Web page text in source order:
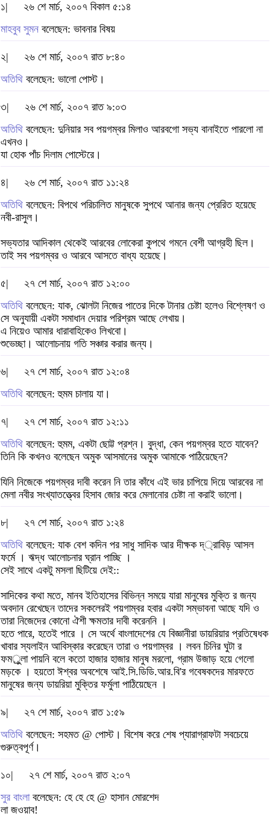
১|
২৬ শে মার্চ, ২০০৭ বিকাল ৫:১৪
মাহবুব সুমন বলেছেন: ভাবনার বিষয়
২|
২৬ শে মার্চ, ২০০৭ রাত ৮:৪০
অতিথি বলেছেন: ভালো পোস্ট।
৩|
২৬ শে মার্চ, ২০০৭ রাত ৯:০৩
অতিথি বলেছেন: দুনিয়ার সব পয়গম্বর মিলাও আরবগো সভ্য বানাইতে পারলো না
এখনও।
যা হোক পাঁচ দিলাম পোস্টেরে।
৪|
২৬ শে মার্চ, ২০০৭ রাত ১১:২৪
অতিথি বলেছেন: বিপথে পরিচালিত মানুষকে সুপথে আনার জন্য প্রেরিত হয়েছে
নবী-রাসুল।
সভ্যতার আদিকাল থেকেই আরবের লোকেরা কুপথে গমনে বেশী আগ্রহী ছিল।
তাই সব পয়গম্বর ও আরবে আসতে বাধ্য হয়েছে।
৫|
২৭ শে মার্চ, ২০০৭ রাত ১২:০০
অতিথি বলেছেন: যাক, ঝোলটা নিজের পাতের দিকে টানার চেষ্টা হলেও বিশ্লেষণ ও
সে অনুযায়ী একটা সমাধান দেয়ার পরিশ্রম আছে লেখায়।
এ নিয়েও আমার ধারাবাহিকেও লিখবো।
শুভেচ্ছা। আলোচনায় গতি সঞ্চার করার জন্য।
৬|
২৭ শে মার্চ, ২০০৭ রাত ১২:০৪
অতিথি বলেছেন: হুমম চালায় যা।
৭|
২৭ শে মার্চ, ২০০৭ রাত ১২:১১
অতিথি বলেছেন: হুমম, একটা ছোট্ট প্রশ্ন। বুদ্ধা, কেন পয়গম্বর হতে যাবেন?
তিনি কি কখনও বলেছেন অমুক আসমানের অমুক আমাকে পাঠিয়েছেন?
যিনি নিজেকে পয়গম্বর দাবী করেন নি তার কাঁধে এই ভার চাপিয়ে দিয়ে আরবের না
মেলা নবীর সংখ্যাতত্ত্বের হিসাব জোর করে মেলানোর চেষ্টা না করাই ভালো।
৮|
২৭ শে মার্চ, ২০০৭ রাত ১:২৪
অতিথি বলেছেন: যাক বেশ কদিন পর সাধু সাদিক আর দীক্ষক দ্্রাবিড় আসল
ফর্মে । ঋদ্ধ আলোচনার ঘ্রান পাচ্ছি ।
সেই সাথে একটু মসলা ছিটিয়ে দেই::
সাদিকের কথা মতে, মানব ইতিহাসের বিভিন্ন সময়ে যারা মানুষের মুক্তি র জন্য
অবদান রেখেছেন তাদের সকলেরই পয়গাম্বর হবার একটা সম্ভাবনা আছে যদি ও
তারা নিজেদের কোনো ঐশী ক্ষমতার দাবী করেননি ।
হতে পারে, হতেই পারে । সে অর্থে বাংলাদেশের যে বিজ্ঞানীরা ডায়রিয়ার প্রতিষেধক
খাবার স্যলাইন আবিস্কার করেছেন তারা ও পয়গাম্বর । লবন চিনির ঘুটা র
ফমর্ুলা পায়নি বলে কতো হাজার হাজার মানুষ মরলো, গ্রাম উজাড় হয়ে গেলো
মড়কে । হয়তো ঈশ্বর অবশেষে আই.সি.ডিডি.আর.বি'র গবেষকদের মারফতে
মানুষের জন্য ডায়রিয়া মুক্তির ফর্মুলা পাঠিয়েছেন ।
৯|
২৭ শে মার্চ, ২০০৭ রাত ১:৫৯
অতিথি বলেছেন: সহমত @ পোস্ট। বিশেষ করে শেষ প্যারাগ্রাফটা সবচেয়ে
গুরুত্বপূর্ণ।
১০|
২৭ শে মার্চ, ২০০৭ রাত ২:০৭
সুর বাংলাবলেছেন: হে হে হে @ হাসান মোরশেদ
লা জওয়াব!